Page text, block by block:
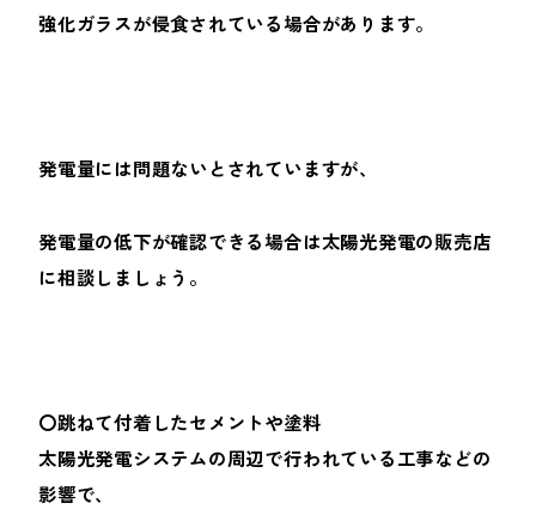
強化ガラスが侵食されている場合があります。
発電量には問題ないとされていますが、
発電量の低下が確認できる場合は太陽光発電の販売店
に相談しましょう。
〇跳ねて付着したセメントや塗料
太陽光発電システムの周辺で行われている工事などの
影響で、